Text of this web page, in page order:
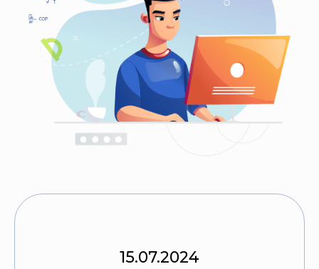
15.07.2024